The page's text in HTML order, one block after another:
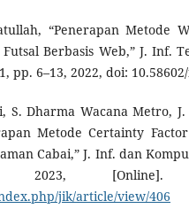
“Penerapan Metode
Berbasis Web,” J. Inf.
pp. 6–13, 2022, doi:
S. Dharma Wacana Metro, J.
Metode Certainty Factor
Cabai,” J. Inf. dan
[Online].
jik/article/view/406